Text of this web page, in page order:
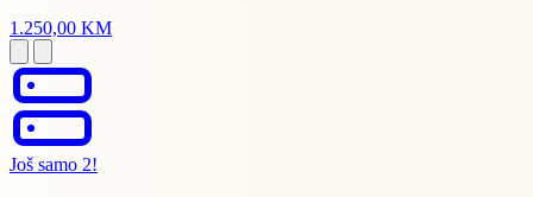
1.250,00 KM
Još samo 2!